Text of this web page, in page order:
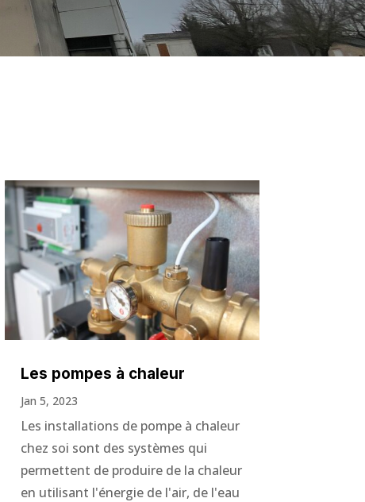
Les pompes à chaleur
Jan 5, 2023
Les installations de pompe à chaleur
chez soi sont des systèmes qui
permettent de produire de la chaleur
en utilisant l'énergie de l'air, de l'eau